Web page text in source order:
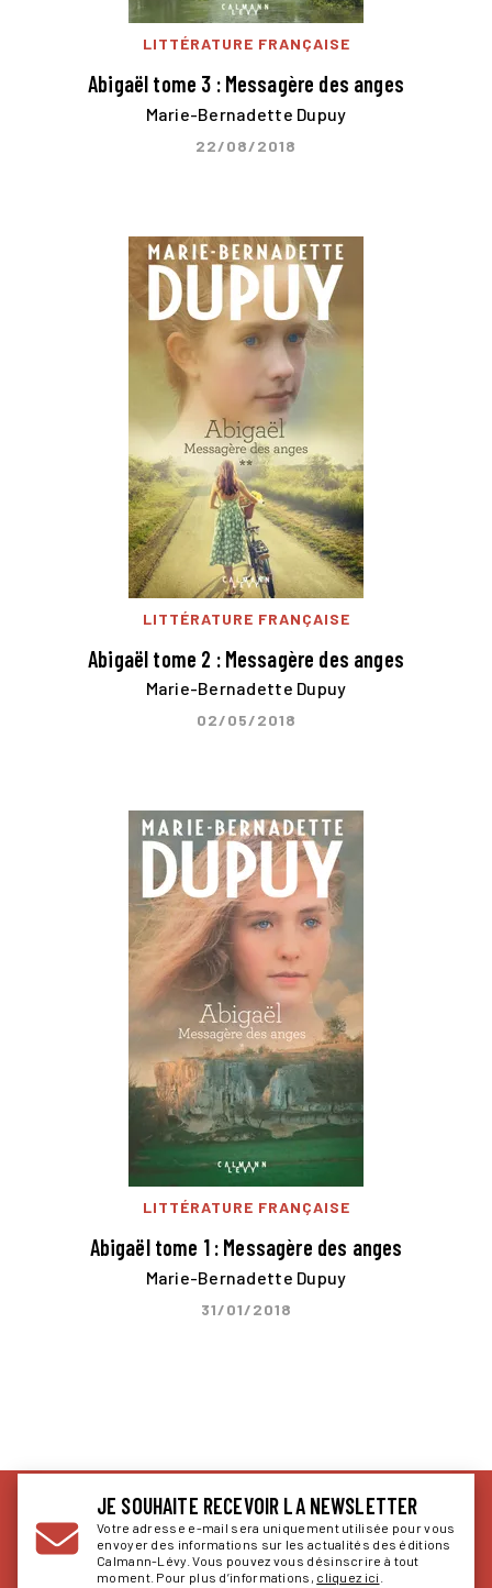
LITTÉRATURE FRANÇAISE
Abigaël tome 3 : Messagère des anges
Marie-Bernadette Dupuy
22/08/2018
LITTÉRATURE FRANÇAISE
Abigaël tome 2 : Messagère des anges
Marie-Bernadette Dupuy
02/05/2018
LITTÉRATURE FRANÇAISE
Abigaël tome 1 : Messagère des anges
Marie-Bernadette Dupuy
31/01/2018
JE SOUHAITE RECEVOIR LA NEWSLETTER
Votre adresse e-mail sera uniquement utilisée pour vous
envoyer des informations sur les actualités des éditions
Calmann-Lévy. Vous pouvez vous désinscrire à tout
moment. Pour plus d’informations, cliquez ici